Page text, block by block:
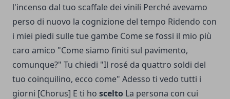
l'incenso dal tuo scaffale dei vinili Perché avevamo
perso di nuovo la cognizione del tempo Ridendo con
i miei piedi sulle tue gambe Come se fossi il mio più
caro amico "Come siamo finiti sul pavimento,
comunque?" Tu chiedi "Il rosé da quattro soldi del
tuo coinquilino, ecco come" Adesso ti vedo tutti i
giorni [Chorus] E ti ho scelto La persona con cui